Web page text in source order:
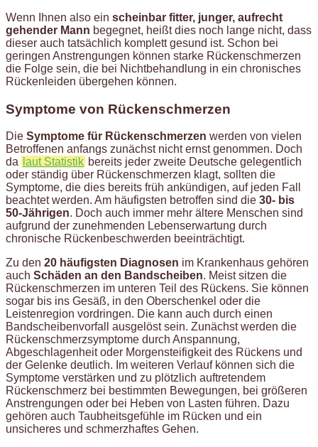
Wenn Ihnen also ein scheinbar fitter, junger, aufrecht
gehender Mann begegnet, heißt dies noch lange nicht, dass
dieser auch tatsächlich komplett gesund ist. Schon bei
geringen Anstrengungen können starke Rückenschmerzen
die Folge sein, die bei Nichtbehandlung in ein chronisches
Rückenleiden übergehen können.
Symptome von Rückenschmerzen
Die Symptome für Rückenschmerzen werden von vielen
Betroffenen anfangs zunächst nicht ernst genommen. Doch
da laut Statistik bereits jeder zweite Deutsche gelegentlich
oder ständig über Rückenschmerzen klagt, sollten die
Symptome, die dies bereits früh ankündigen, auf jeden Fall
beachtet werden. Am häufigsten betroffen sind die 30- bis
50-Jährigen. Doch auch immer mehr ältere Menschen sind
aufgrund der zunehmenden Lebenserwartung durch
chronische Rückenbeschwerden beeinträchtigt.
Zu den 20 häufigsten Diagnosen im Krankenhaus gehören
auch Schäden an den Bandscheiben. Meist sitzen die
Rückenschmerzen im unteren Teil des Rückens. Sie können
sogar bis ins Gesäß, in den Oberschenkel oder die
Leistenregion vordringen. Die kann auch durch einen
Bandscheibenvorfall ausgelöst sein. Zunächst werden die
Rückenschmerzsymptome durch Anspannung,
Abgeschlagenheit oder Morgensteifigkeit des Rückens und
der Gelenke deutlich. Im weiteren Verlauf können sich die
Symptome verstärken und zu plötzlich auftretendem
Rückenschmerz bei bestimmten Bewegungen, bei größeren
Anstrengungen oder bei Heben von Lasten führen. Dazu
gehören auch Taubheitsgefühle im Rücken und ein
unsicheres und schmerzhaftes Gehen.